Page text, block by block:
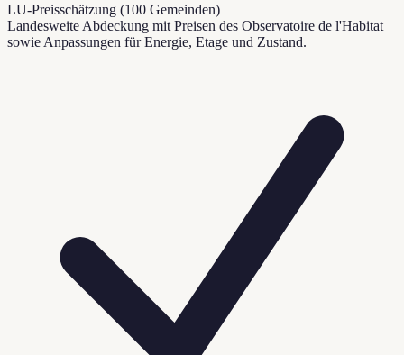
LU-Preisschätzung (100 Gemeinden)
Landesweite Abdeckung mit Preisen des Observatoire de l'Habitat
sowie Anpassungen für Energie, Etage und Zustand.